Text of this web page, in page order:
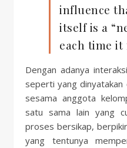
influence
itself is a
each time it
Dengan adanya
seperti yang
sesama anggota
satu sama lain yang
proses bersikap,
yang tentunya